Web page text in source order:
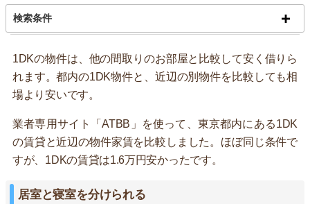
検索条件
1DKの物件は、他の間取りのお部屋と比較して安く借りら
れます。都内の1DK物件と、近辺の別物件を比較しても相
場より安いです。
業者専用サイト「ATBB」を使って、東京都内にある1DK
の賃貸と近辺の物件家賃を比較しました。ほぼ同じ条件で
すが、1DKの賃貸は1.6万円安かったです。
居室と寝室を分けられる